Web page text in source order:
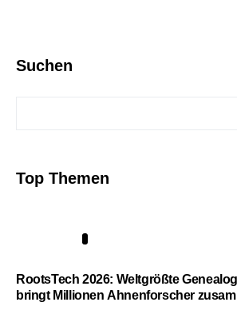
Suchen
Top Themen
RootsTech 2026: Weltgrößte
bringt Millionen Ahnenforscher